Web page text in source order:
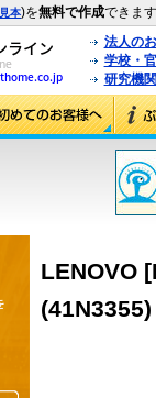
見本)を無料で作成できます
法人の
学校・
研究機
LENOVO
(41N3355)